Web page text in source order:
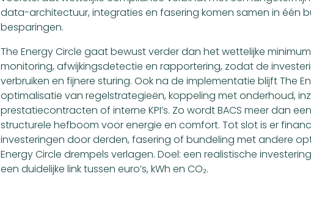
data-architectuur, integraties en fasering komen samen in één
besparingen.
The Energy Circle gaat bewust verder dan het wettelijke
monitoring, afwijkingsdetectie en rapportering, zodat de
verbruiken en fijnere sturing. Ook na de implementatie blijft The
optimalisatie van regelstrategieën, koppeling met onderhoud,
prestatiecontracten of interne KPI’s. Zo wordt BACS meer dan
structurele hefboom voor energie en comfort. Tot slot is er
investeringen door derden, fasering of bundeling met andere
Energy Circle drempels verlagen. Doel: een realistische
een duidelijke link tussen euro’s, kWh en CO₂.